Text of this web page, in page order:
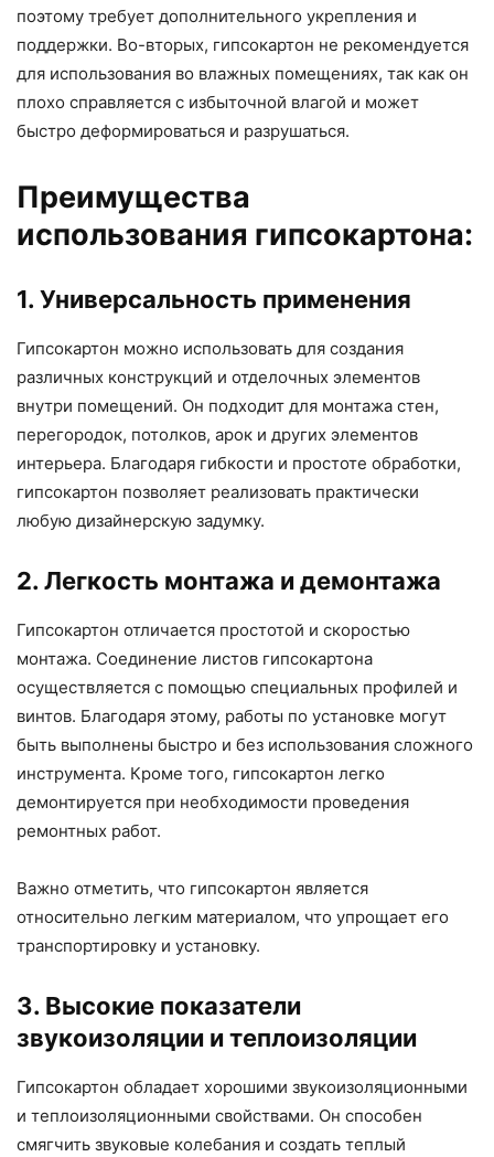
поэтому требует дополнительного укрепления и
поддержки. Во-вторых, гипсокартон не рекомендуется
для использования во влажных помещениях, так как он
плохо справляется с избыточной влагой и может
быстро деформироваться и разрушаться.
Преимущества
использования гипсокартона:
1. Универсальность применения
Гипсокартон можно использовать для создания
различных конструкций и отделочных элементов
внутри помещений. Он подходит для монтажа стен,
перегородок, потолков, арок и других элементов
интерьера. Благодаря гибкости и простоте обработки,
гипсокартон позволяет реализовать практически
любую дизайнерскую задумку.
2. Легкость монтажа и демонтажа
Гипсокартон отличается простотой и скоростью
монтажа. Соединение листов гипсокартона
осуществляется с помощью специальных профилей и
винтов. Благодаря этому, работы по установке могут
быть выполнены быстро и без использования сложного
инструмента. Кроме того, гипсокартон легко
демонтируется при необходимости проведения
ремонтных работ.
Важно отметить, что гипсокартон является
относительно легким материалом, что упрощает его
транспортировку и установку.
3. Высокие показатели
звукоизоляции и теплоизоляции
Гипсокартон обладает хорошими звукоизоляционными
и теплоизоляционными свойствами. Он способен
смягчить звуковые колебания и создать теплый